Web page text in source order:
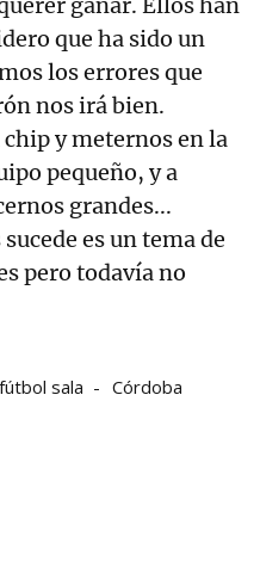
ganar. Ellos han
que ha sido un
los errores que
nos irá bien.
y meternos en la
pequeño, y a
grandes...
es un tema de
pero todavía no
fútbol sala Córdoba